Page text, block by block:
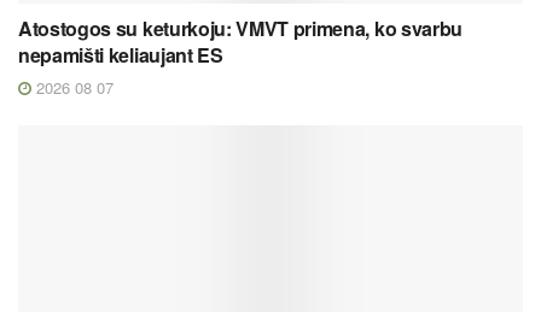
Atostogos su keturkoju: VMVT primena, ko svarbu
nepamišti keliaujant ES
2026 08 07